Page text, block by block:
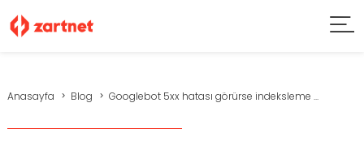
Anasayfa Blog Googlebot 5xx hatası görürse indeksleme ...